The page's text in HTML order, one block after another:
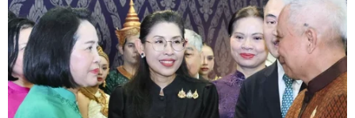
Văn Quang bị sụp đổ hoàn toàn do sạt lở ăn sâu,
khoét vào phần móng nhà.
Rạng sáng ngày 8/7, nhiều địa phương ở Lai
Châu tiếp tục có mưa lớn, gây thiệt hại về tài
sản của người dân.